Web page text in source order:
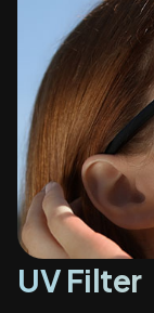
UV Filter